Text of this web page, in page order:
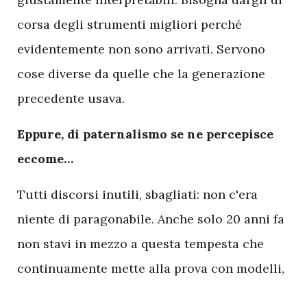
corsa degli strumenti migliori perché
evidentemente non sono arrivati. Servono
cose diverse da quelle che la generazione
precedente usava.
Eppure, di paternalismo se ne percepisce
eccome…
Tutti discorsi inutili, sbagliati: non c'era
niente di paragonabile. Anche solo 20 anni fa
non stavi in mezzo a questa tempesta che
continuamente mette alla prova con modelli,